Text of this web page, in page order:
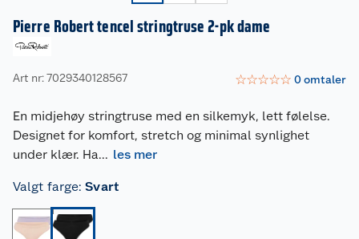
Pierre Robert tencel stringtruse 2-pk dame
Art nr: 7029340128567 ☆☆☆☆☆ 0omtaler
En midjehøy stringtruse med en silkemyk, lett følelse.
Designet for komfort, stretch og minimal synlighet
under klær. Ha... les mer
Valgt farge: Svart